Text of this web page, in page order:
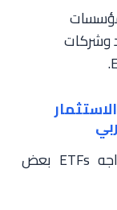
وشركات
على الرغم من الإمكانات الكبيرة، تواجه ETFs بعض